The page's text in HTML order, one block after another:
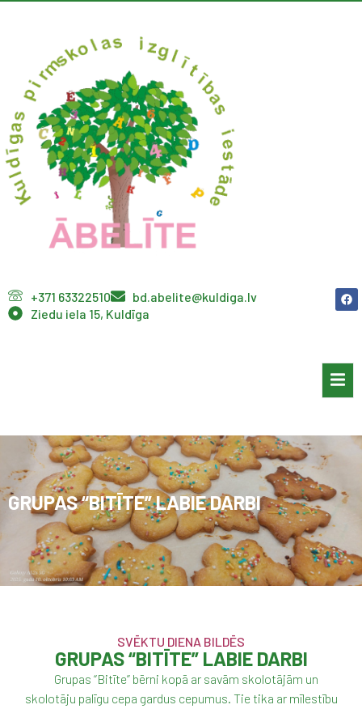
+371 63322510
bd.abelite@kuldiga.lv
Ziedu iela 15, Kuldīga
GRUPAS “BITĪTE” LABIE DARBI
SVĒKTU DIENA BILDĒS
GRUPAS “BITĪTE” LABIE DARBI
Grupas “Bitīte” bērni kopā ar savām skolotājām un
skolotāju palīgu cepa gardus cepumus. Tie tika ar mīlestību